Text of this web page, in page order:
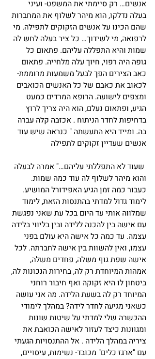
אנשים… רק סיימתי את המשפט- ועיני
בעלה נדלקו, הוא מיהר לשלוף את המחברות
שהם הכינו על אנשים הזקוקים לתפילה. מי
לרפואה, מי לשידוך… כל ציר בעלה לחש לה
שמות והיא התפללה עליהם. פתאום כל
גופה היה רפוי, חיוך עלה מלחייה. פתאום
כאב הצירים הפך לבעל משמעות מרוממת-
לכאוב את כאבם של כל האנשים הכואבים
ומצפים לישועה. הרופא המרדים כמעט
הגיע, ופתאום נעלם, הוא היה צריך לרוץ
בדחיפות לחדר הניתוח . אכזבה קלה עברה
בה. ומייד היא התעשתה " כנראה שיש עוד
אנשים שעדיין זקוקים לתפילה
שעוד לא התפללתי עליהם…" אמרה לבעלה
והוא מיהר לשלוף לה עוד כמה שמות.
כעבור כמה זמן הגיע האפידורל המושיע.
לימוד גדול למדתי בהתנסות הזאת, לימוד
שמלווה אותי עד היום בכל עת שאני נפגשת
עם אישה בין להכנה ללידה ובין בליווי בלידה
עצמה. עד כמה כל אישה היא עולם בפני
עצמו, ואין להשוות בין אישה לחברתה. לכל
אישה שפת גוף משלה, פחדים משלה,
אמהות המיוחדת רק לה, בחירות הנכונות לה,
ביטחון לו היא זקוקה ואף חיבור רוחני
המיוחד רק לה בשעת הלידה. מה אני עושה
כשאני מגיעה לחדר לידה? במהלך לימודי
ההכשרה שלי למדתי על שיטות שונות
ומגוונות כיצד לעזור לאישה הכואבת את
ציריה במהלך הלידה . אל ההתנסויות הגעתי
עם "ארגז כלים" מכובד- נשימות, עיסויים,